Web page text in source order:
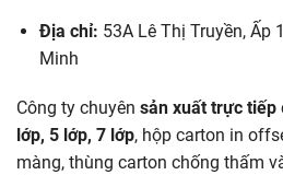
Địa chỉ: 53A Lê Thị Truyền, Ấp
Minh
Công ty chuyên sản xuất trực tiếp
lớp, 5 lớp, 7 lớp, hộp carton in
màng, thùng carton chống thấm